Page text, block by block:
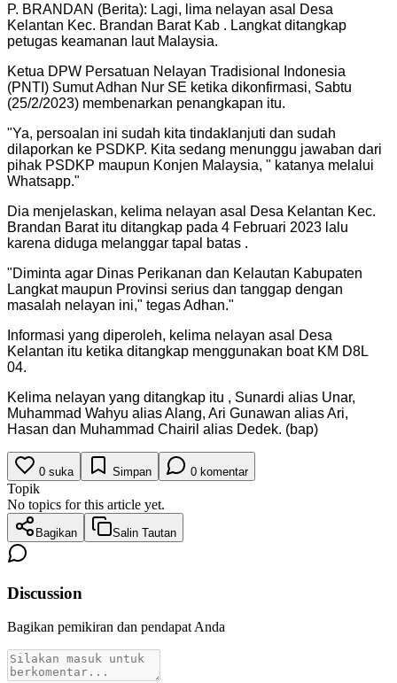
P. BRANDAN (Berita): Lagi, lima nelayan asal Desa
Kelantan Kec. Brandan Barat Kab . Langkat ditangkap
petugas keamanan laut Malaysia.
Ketua DPW Persatuan Nelayan Tradisional Indonesia
(PNTI) Sumut Adhan Nur SE ketika dikonfirmasi, Sabtu
(25/2/2023) membenarkan penangkapan itu.
"Ya, persoalan ini sudah kita tindaklanjuti dan sudah
dilaporkan ke PSDKP. Kita sedang menunggu jawaban dari
pihak PSDKP maupun Konjen Malaysia, " katanya melalui
Whatsapp."
Dia menjelaskan, kelima nelayan asal Desa Kelantan Kec.
Brandan Barat itu ditangkap pada 4 Februari 2023 lalu
karena diduga melanggar tapal batas .
"Diminta agar Dinas Perikanan dan Kelautan Kabupaten
Langkat maupun Provinsi serius dan tanggap dengan
masalah nelayan ini," tegas Adhan."
Informasi yang diperoleh, kelima nelayan asal Desa
Kelantan itu ketika ditangkap menggunakan boat KM D8L
04.
Kelima nelayan yang ditangkap itu , Sunardi alias Unar,
Muhammad Wahyu alias Alang, Ari Gunawan alias Ari,
Hasan dan Muhammad Chairil alias Dedek. (bap)
0 suka Simpan 0 komentar
Topik
No topics for this article yet.
Bagikan Salin Tautan
Discussion
Bagikan pemikiran dan pendapat Anda